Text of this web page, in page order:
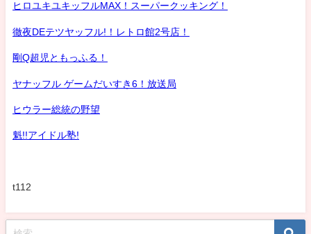
ヒロユキユキッフルMAX！スーパークッキング！
徹夜DEテツヤッフル!！レトロ館2号店！
剛Q超児ともっふる！
ヤナッフル ゲームだいすき6！放送局
ヒウラー総統の野望
魁!!アイドル塾!
t112